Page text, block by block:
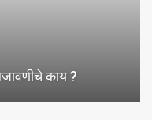
काय ?